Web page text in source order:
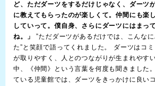
ど、ただダーツをするだけじゃなく、ダーツ
に教えてもらったのが楽しくて。仲間にも楽
していって。僕自身、さらにダーツにはまっ
ね。」
”ただダーツがあるだけでは、こんな
た”と笑顔で語ってくれました。 ダーツはコ
が取りやすく、人とのつながりが生まれやす
中、《仲間》という言葉を何度も聞きました
ている児童館では、ダーツをきっかけに良い